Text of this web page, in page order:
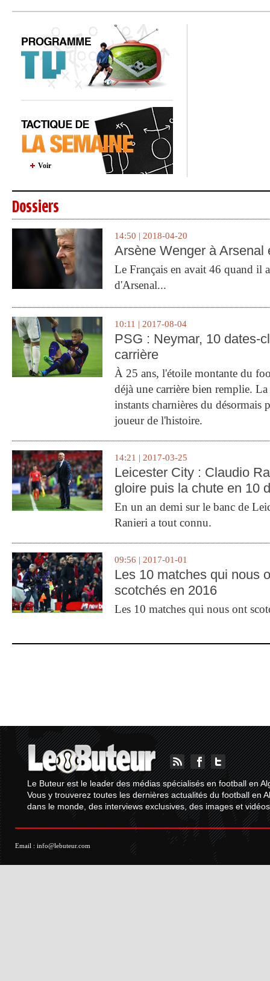
Voir
Dossiers
14:50 | 2018-04-20
Arsène Wenger à Arsenal
Le Français en avait 46 quand il
d'Arsenal...
10:11 | 2017-08-04
PSG : Neymar, 10 dates-
carrière
À 25 ans, l'étoile montante du
déjà une carrière bien remplie.
instants charnières du désormais
joueur de l'histoire.
14:21 | 2017-03-25
Leicester City : Claudio
gloire puis la chute en 10
En un an demi sur le banc de
Ranieri a tout connu.
09:56 | 2017-01-01
Les 10 matches qui nous
scotchés en 2016
Les 10 matches qui nous ont
Le Buteur est le leader des médias spécialisés en football en
Vous y trouverez toutes les dernières actualités du football en
dans le monde, des interviews exclusives, des images et
Email : info@lebuteur.com